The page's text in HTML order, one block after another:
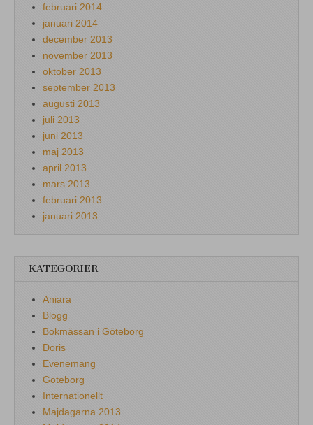
februari 2014
januari 2014
december 2013
november 2013
oktober 2013
september 2013
augusti 2013
juli 2013
juni 2013
maj 2013
april 2013
mars 2013
februari 2013
januari 2013
KATEGORIER
Aniara
Blogg
Bokmässan i Göteborg
Doris
Evenemang
Göteborg
Internationellt
Majdagarna 2013